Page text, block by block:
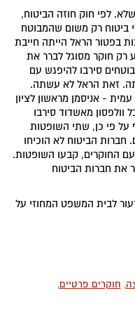
לפי חוק חוזה הביטוח,
ביטוח רק משום שהמבוטח
בפטור הראל הייתה חייבת
רק חוקר מסוגל לברר את
סירבו להיפגש עם
זאת הראל לא עשתה.
- אניסמן מראשון לציון
מאשדוד סירבו
על פי כן, שתי השופטות
חברות הביטוח לא הוכיחו
עם החוקרים, קבעו השופטות.
את חברות הביטוח
לבית המשפט המחוזי על
, חוקרים פרטיים,